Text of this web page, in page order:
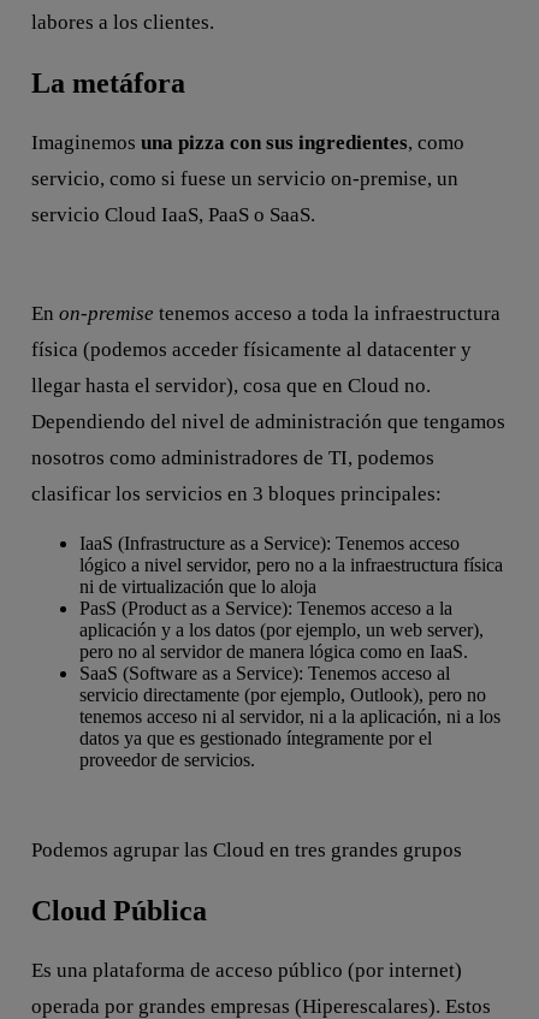
labores a los clientes.
La metáfora
Imaginemos una pizza con sus ingredientes, como
servicio, como si fuese un servicio on-premise, un
servicio Cloud IaaS, PaaS o SaaS.
En on-premise tenemos acceso a toda la infraestructura
física (podemos acceder físicamente al datacenter y
llegar hasta el servidor), cosa que en Cloud no.
Dependiendo del nivel de administración que tengamos
nosotros como administradores de TI, podemos
clasificar los servicios en 3 bloques principales:
IaaS (Infrastructure as a Service): Tenemos acceso
lógico a nivel servidor, pero no a la infraestructura física
ni de virtualización que lo aloja
PasS (Product as a Service): Tenemos acceso a la
aplicación y a los datos (por ejemplo, un web server),
pero no al servidor de manera lógica como en IaaS.
SaaS (Software as a Service): Tenemos acceso al
servicio directamente (por ejemplo, Outlook), pero no
tenemos acceso ni al servidor, ni a la aplicación, ni a los
datos ya que es gestionado íntegramente por el
proveedor de servicios.
Podemos agrupar las Cloud en tres grandes grupos
Cloud Pública
Es una plataforma de acceso público (por internet)
operada por grandes empresas (Hiperescalares). Estos